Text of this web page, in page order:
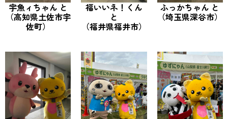
宇魚ィちゃん と
（高知県土佐市宇
佐町）
福いいネ！くん
と
（福井県福井市）
ふっかちゃん と
（埼玉県深谷市）